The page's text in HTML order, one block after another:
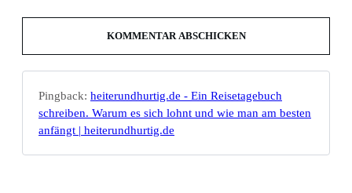
KOMMENTAR ABSCHICKEN
Pingback: heiterundhurtig.de - Ein Reisetagebuch
schreiben. Warum es sich lohnt und wie man am besten
anfängt | heiterundhurtig.de